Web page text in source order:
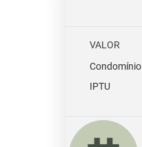
VALOR
Condomínio
IPTU